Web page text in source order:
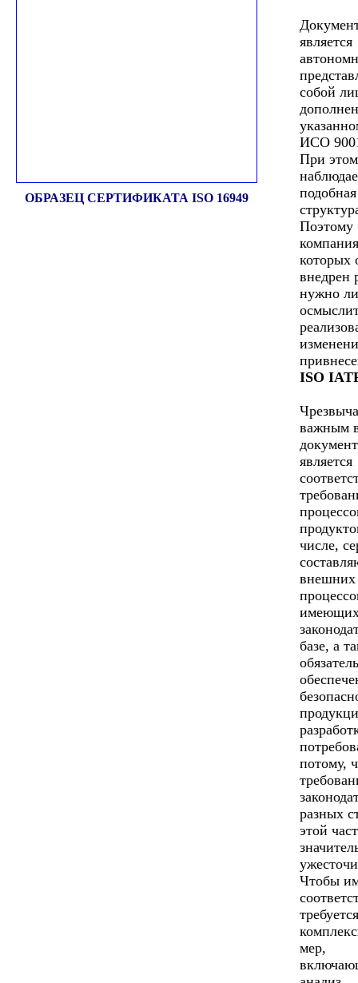
ОБРАЗЕЦ СЕРТИФИКАТА ISO 16949
является
собой
ИСО
При
Поэтому
которых
внедрен
нужно
ISO
важным
является
числе,
внешних
базе, а
потому,
разных
этой
Чтобы
требуется
мер,